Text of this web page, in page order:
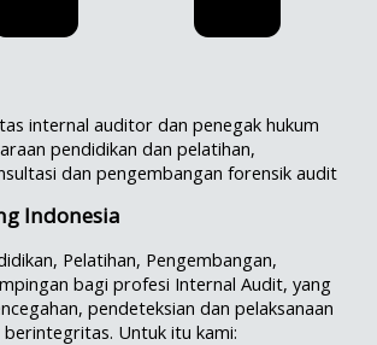
internal auditor dan penegak hukum
pendidikan dan pelatihan,
dan pengembangan forensik audit
Indonesia
Pelatihan, Pengembangan,
bagi profesi Internal Audit, yang
pendeteksian dan pelaksanaan
Untuk itu kami: